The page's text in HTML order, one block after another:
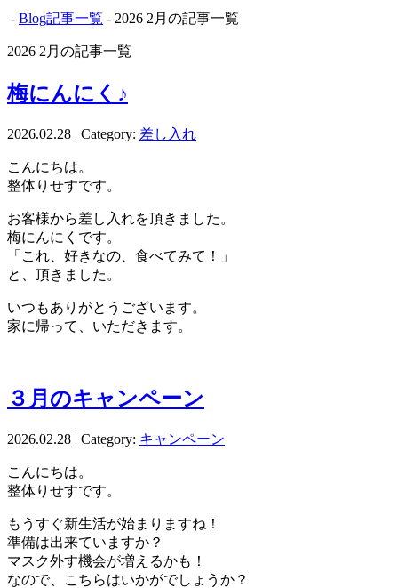
- Blog記事一覧 - 2026 2月の記事一覧
2026 2月の記事一覧
梅にんにく♪
2026.02.28 | Category: 差し入れ
こんにちは。
整体りせすです。
お客様から差し入れを頂きました。
梅にんにくです。
「これ、好きなの、食べてみて！」
と、頂きました。
いつもありがとうございます。
家に帰って、いただきます。
３月のキャンペーン
2026.02.28 | Category: キャンペーン
こんにちは。
整体りせすです。
もうすぐ新生活が始まりますね！
準備は出来ていますか？
マスク外す機会が増えるかも！
なので、こちらはいかがでしょうか？